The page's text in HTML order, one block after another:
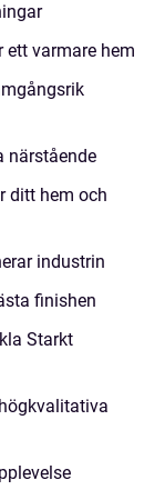
varmare hem
närstående
ditt hem och
industrin
finishen
Starkt